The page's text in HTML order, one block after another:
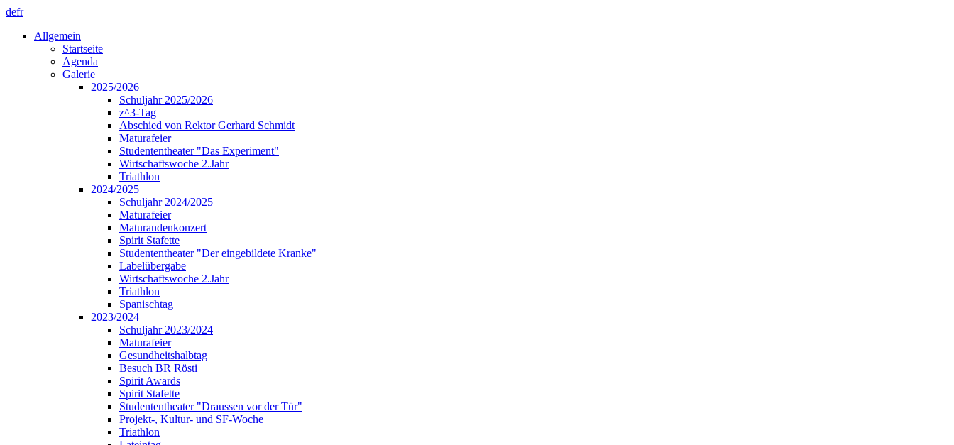
defr
Allgemein
Startseite
Agenda
Galerie
2025/2026
Schuljahr 2025/2026
z^3-Tag
Abschied von Rektor Gerhard Schmidt
Maturafeier
Studententheater "Das Experiment"
Wirtschaftswoche 2.Jahr
Triathlon
2024/2025
Schuljahr 2024/2025
Maturafeier
Maturandenkonzert
Spirit Stafette
Studententheater "Der eingebildete Kranke"
Labelübergabe
Wirtschaftswoche 2.Jahr
Triathlon
Spanischtag
2023/2024
Schuljahr 2023/2024
Maturafeier
Gesundheitshalbtag
Besuch BR Rösti
Spirit Awards
Spirit Stafette
Studententheater "Draussen vor der Tür"
Projekt-, Kultur- und SF-Woche
Triathlon